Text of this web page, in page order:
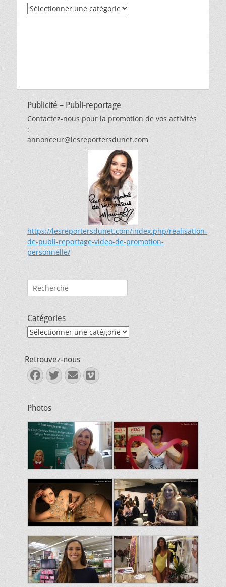
Recherche
Publicité – Publi-reportage
Contactez-nous pour la promotion de vos activités
:
annonceur@lesreportersdunet.com
https://lesreportersdunet.com/index.php/realisation-
de-publi-reportage-video-de-promotion-
personnelle/
Rechercher :
Catégories
Catégories
Retrouvez-nous
Facebook
Twitter
E-
mail
Vimeo
Photos